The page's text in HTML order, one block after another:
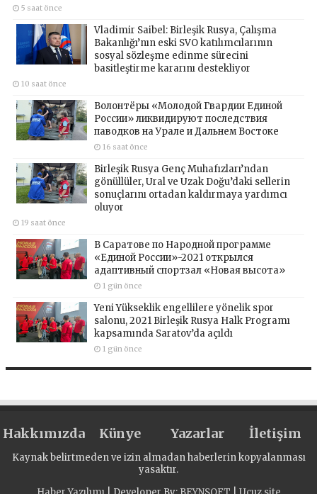
5 saat önce
Vladimir Saibel: Birleşik Rusya, Çalışma
Bakanlığı’nın eski SVO katılımcılarının
sosyal sözleşme edinme sürecini
basitleştirme kararını destekliyor
10 saat önce
Волонтёры «Молодой Гвардии Единой
России» ликвидируют последствия
паводков на Урале и Дальнем Востоке
16 saat önce
Birleşik Rusya Genç Muhafızları’ndan
gönüllüler, Ural ve Uzak Doğu’daki sellerin
sonuçlarını ortadan kaldırmaya yardımcı
oluyor
19 saat önce
В Саратове по Народной программе
«Единой России»-2021 открылся
адаптивный спортзал «Новая высота»
1 gün önce
Yeni Yükseklik engellilere yönelik spor
salonu, 2021 Birleşik Rusya Halk Programı
kapsamında Saratov’da açıldı
1 gün önce
Hakkımızda Künye Yazarlar İletişim
Kaynak belirtmeden ve izin almadan haberlerin kopyalanması
yasaktır.